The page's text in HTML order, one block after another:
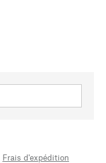
Frais d'expédition